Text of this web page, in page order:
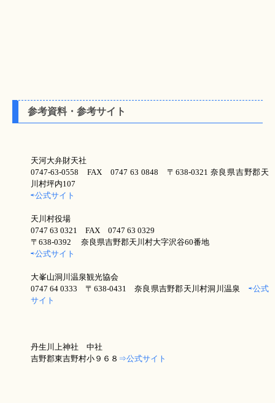
参考資料・参考サイト
天河大弁財天社
0747-63-0558 FAX 0747 63 0848 〒638-0321 奈良県吉野郡天
川村坪内107
⇨公式サイト
天川村役場
0747 63 0321 FAX 0747 63 0329
〒638-0392 奈良県吉野郡天川村大字沢谷60番地
⇨公式サイト
大峯山洞川温泉観光協会
0747 64 0333 〒638-0431 奈良県吉野郡天川村洞川温泉 ⇨公式
サイト
丹生川上神社 中社
吉野郡東吉野村小９６８ ⇒公式サイト